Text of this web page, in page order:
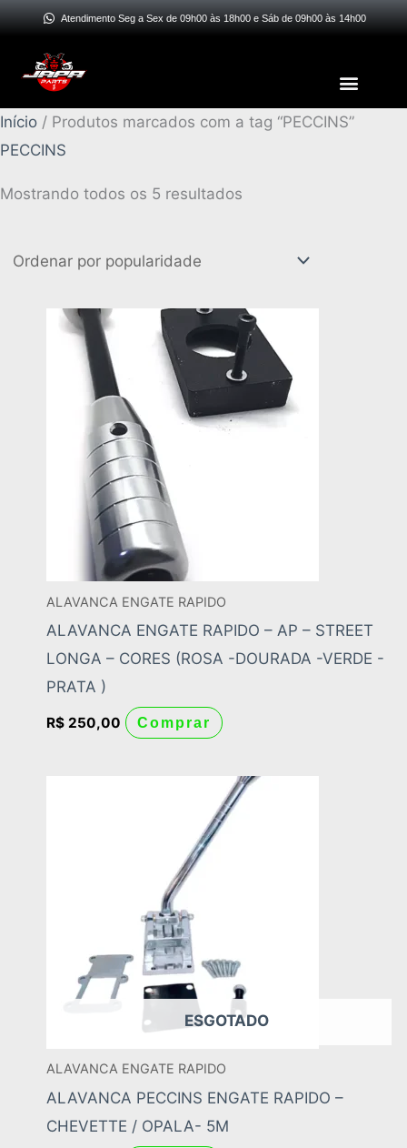
Ir
conteúdo
Atendimento Seg a Sex de 09h00 às 18h00 e Sáb de 09h00 às 14h00
Menu
Início / Produtos marcados com a tag “PECCINS”
PECCINS
Mostrando todos os 5 resultados
Classificado
ALAVANCA ENGATE RAPIDO
ALAVANCA ENGATE RAPIDO – AP – STREET
LONGA – CORES (ROSA -DOURADA -VERDE -
PRATA )
R$ 250,00 Comprar
ESGOTADO
ALAVANCA ENGATE RAPIDO
ALAVANCA PECCINS ENGATE RAPIDO –
CHEVETTE / OPALA- 5M